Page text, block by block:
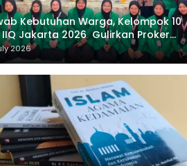
Kebutuhan Warga, Kelompok 10
IIQ Jakarta 2026 Gulirkan Proker
Al-Qur’an di Sukamanah
2026